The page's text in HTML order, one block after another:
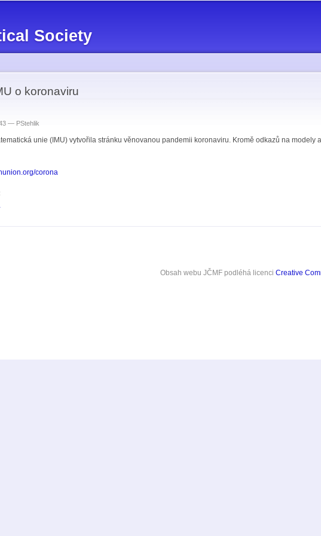
Society
o koronaviru
— PStehlik
unie (IMU) vytvořila stránku věnovanou pandemii koronaviru. Kromě odkazů na
corona
Obsah webu JČMFpodléhá licenci Creative